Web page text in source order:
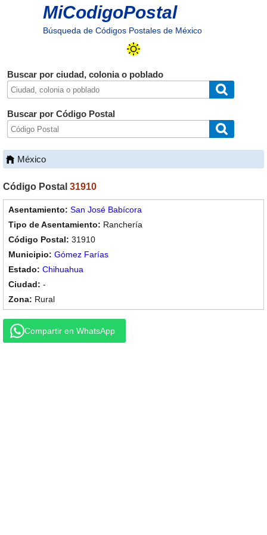
MiCodigoPostal
Búsqueda de Códigos Postales de México
Buscar por ciudad, colonia o poblado
Buscar por Código Postal
México
Código Postal 31910
San José Babícora
Ranchería
31910
Gómez Farías
Chihuahua
-
Rural
Compartir en WhatsApp